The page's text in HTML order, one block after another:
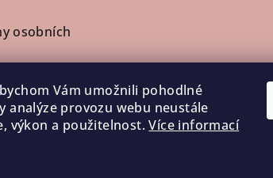
Vám umožnili pohodlné
analýze provozu webu neustále
výkon a použitelnost.Více informací
osobních